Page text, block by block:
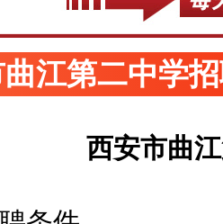
江第二中学
西安市曲